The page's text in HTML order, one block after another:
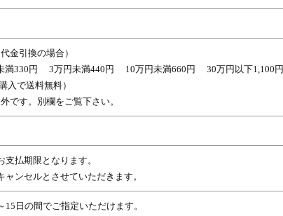
金引換の場合）
満330円 3万円未満440円 10万円未満660円 30万円以下1,100円
入で送料無料）
です。別欄をご覧下さい。
払期限となります。
ンセルとさせていただきます。
日の間でご指定いただけます。